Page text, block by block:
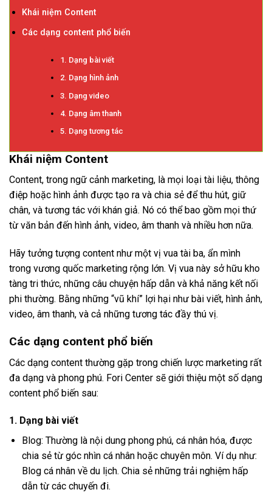
Khái niệm Content
Các dạng content phổ biến
1. Dạng bài viết
2. Dạng hình ảnh
3. Dạng video
4. Dạng âm thanh
5. Dạng tương tác
Khái niệm Content
Content, trong ngữ cảnh marketing, là mọi loại tài liệu, thông
điệp hoặc hình ảnh được tạo ra và chia sẻ để thu hút, giữ
chân, và tương tác với khán giả. Nó có thể bao gồm mọi thứ
từ văn bản đến hình ảnh, video, âm thanh và nhiều hơn nữa.
Hãy tưởng tượng content như một vị vua tài ba, ẩn mình
trong vương quốc marketing rộng lớn. Vị vua này sở hữu kho
tàng tri thức, những câu chuyện hấp dẫn và khả năng kết nối
phi thường. Bằng những “vũ khí” lợi hại như bài viết, hình ảnh,
video, âm thanh, và cả những tương tác đầy thú vị.
Các dạng content phổ biến
Các dạng content thường gặp trong chiến lược marketing rất
đa dạng và phong phú. Fori Center sẽ giới thiệu một số dạng
content phổ biến sau:
1. Dạng bài viết
Blog: Thường là nội dung phong phú, cá nhân hóa, được
chia sẻ từ góc nhìn cá nhân hoặc chuyên môn. Ví dụ như:
Blog cá nhân về du lịch. Chia sẻ những trải nghiệm hấp
dẫn từ các chuyến đi.